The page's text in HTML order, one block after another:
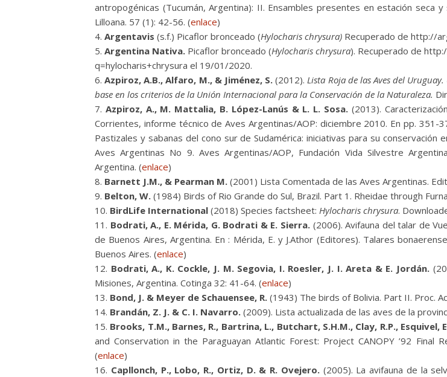
antropogénicas (Tucumán, Argentina): II. Ensambles presentes en estación seca
Lilloana. 57 (1): 42-56. (enlace)
Argentavis (s.f.) Picaflor bronceado (Hylocharis chrysura) Recuperado de http://
Argentina Nativa. Picaflor bronceado (Hylocharis chrysura). Recuperado de
q=hylocharis+chrysura el 19/01/2020.
Azpiroz, A.B., Alfaro, M., & Jiménez, S. (2012). Lista Roja de las Aves del
base en los criterios de la Unión Internacional para la Conservación de la Naturaleza.
Azpiroz, A., M. Mattalia, B. López-Lanús & L. L. Sosa. (2013).
Corrientes, informe técnico de Aves Argentinas/AOP: diciembre 2010. En pp. 351-
Pastizales y sabanas del cono sur de Sudamérica: iniciativas para su
Aves Argentinas No 9. Aves Argentinas/AOP, Fundación Vida Silvestre
Argentina. (enlace)
Barnett J.M., & Pearman M. (2001) Lista Comentada de las Aves Argentinas.
Belton, W. (1984) Birds of Rio Grande do Sul, Brazil. Part 1. Rheidae through
BirdLife International (2018) Species factsheet: Hylocharis chrysura.
Bodrati, A., E. Mérida, G. Bodrati & E. Sierra. (2006). Avifauna del talar de
de Buenos Aires, Argentina. En : Mérida, E. y J.Athor (Editores). Talares
Buenos Aires. (enlace)
Bodrati, A., K. Cockle, J. M. Segovia, I. Roesler, J. I. Areta & E. Jordán.
Misiones, Argentina. Cotinga 32: 41-64. (enlace)
Bond, J. & Meyer de Schauensee, R. (1943) The birds of Bolivia. Part II. Proc.
Brandán, Z. J. & C. I. Navarro. (2009). Lista actualizada de las aves de la
Brooks, T.M., Barnes, R., Bartrina, L., Butchart, S.H.M., Clay, R.P., Esquivel,
and Conservation in the Paraguayan Atlantic Forest: Project CANOPY ’92
(enlace)
Capllonch, P., Lobo, R., Ortiz, D. & R. Ovejero.(2005). La avifauna de la